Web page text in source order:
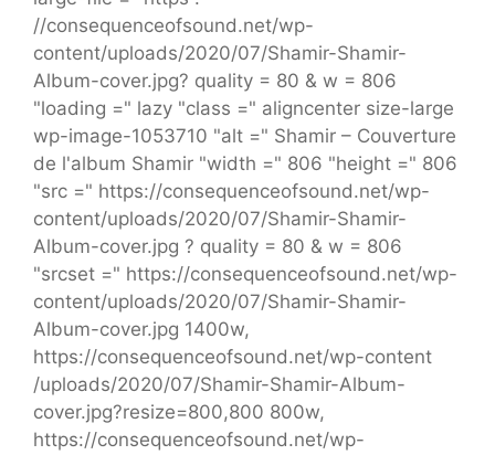
//consequenceofsound.net/wp-
content/uploads/2020/07/Shamir-Shamir-
Album-cover.jpg? quality = 80 & w = 806
"loading =" lazy "class =" aligncenter size-large
wp-image-1053710 "alt =" Shamir – Couverture
de l'album Shamir "width =" 806 "height =" 806
"src =" https://consequenceofsound.net/wp-
content/uploads/2020/07/Shamir-Shamir-
Album-cover.jpg ? quality = 80 & w = 806
"srcset =" https://consequenceofsound.net/wp-
content/uploads/2020/07/Shamir-Shamir-
Album-cover.jpg 1400w,
https://consequenceofsound.net/wp-content
/uploads/2020/07/Shamir-Shamir-Album-
cover.jpg?resize=800,800 800w,
https://consequenceofsound.net/wp-